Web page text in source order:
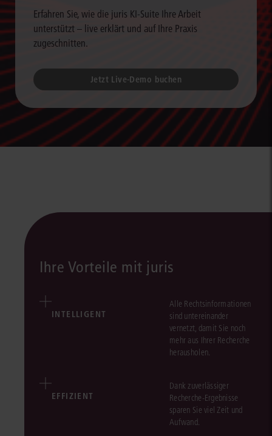
Erfahren Sie, wie die juris KI-Suite Ihre Arbeit
unterstützt – live erklärt und auf Ihre Praxis
zugeschnitten.
Jetzt Live-Demo buchen
Ihre Vorteile mit juris
INTELLIGENT
Alle Rechtsinformationen
sind untereinander
vernetzt, damit Sie noch
mehr aus Ihrer Recherche
herausholen.
EFFIZIENT
Dank zuverlässiger
Recherche-Ergebnisse
sparen Sie viel Zeit und
Aufwand.